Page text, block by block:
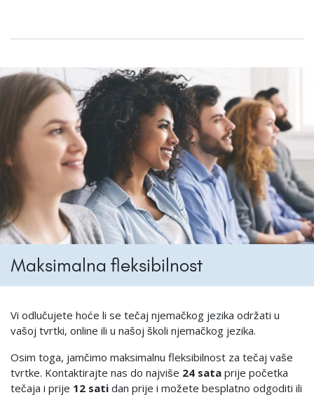
Maksimalna fleksibilnost
Vi odlučujete hoće li se tečaj njemačkog jezika održati u
vašoj tvrtki, online ili u našoj školi njemačkog jezika.
Osim toga, jamčimo maksimalnu fleksibilnost za tečaj vaše
tvrtke. Kontaktirajte nas do najviše 24 sata prije početka
tečaja i prije 12 sati dan prije i možete besplatno odgoditi ili